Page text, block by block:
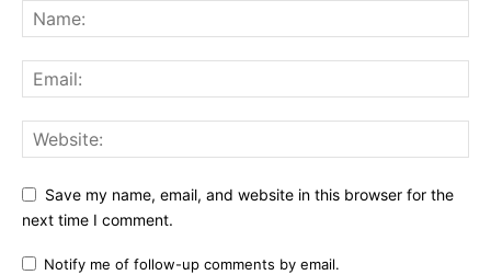
Save my name, email, and website in this browser for the
next time I comment.
Notify me of follow-up comments by email.